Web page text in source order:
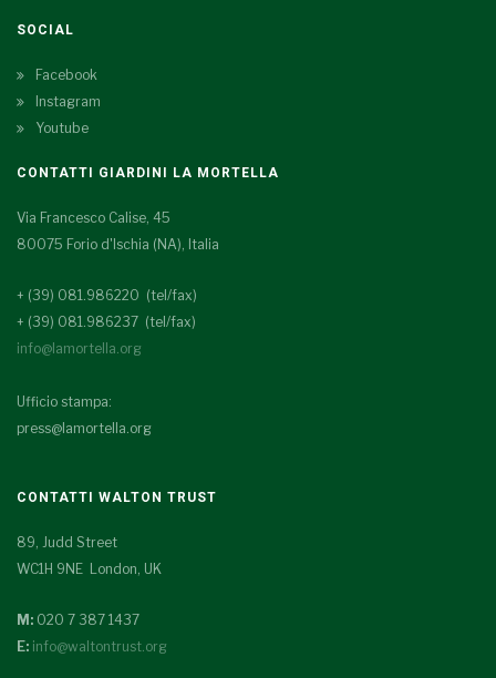
SOCIAL
Facebook
Instagram
Youtube
CONTATTI GIARDINI LA MORTELLA
Via Francesco Calise, 45
80075 Forio d'Ischia (NA), Italia
+ (39) 081.986220 (tel/fax)
+ (39) 081.986237 (tel/fax)
info@lamortella.org
Ufficio stampa:
press@lamortella.org
CONTATTI WALTON TRUST
89, Judd Street
WC1H 9NE London, UK
M: 020 7 387 1437
E: info@waltontrust.org